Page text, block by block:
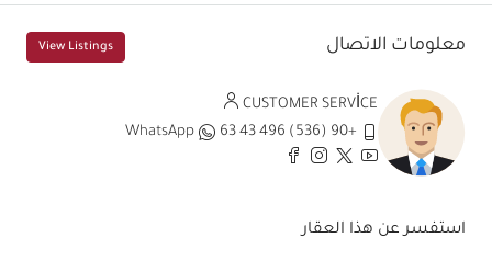
معلومات الاتصال View Listings
CUSTOMER SERVİCE
+90 (536) 496 43 63
WhatsApp
استفسر عن هذا العقار